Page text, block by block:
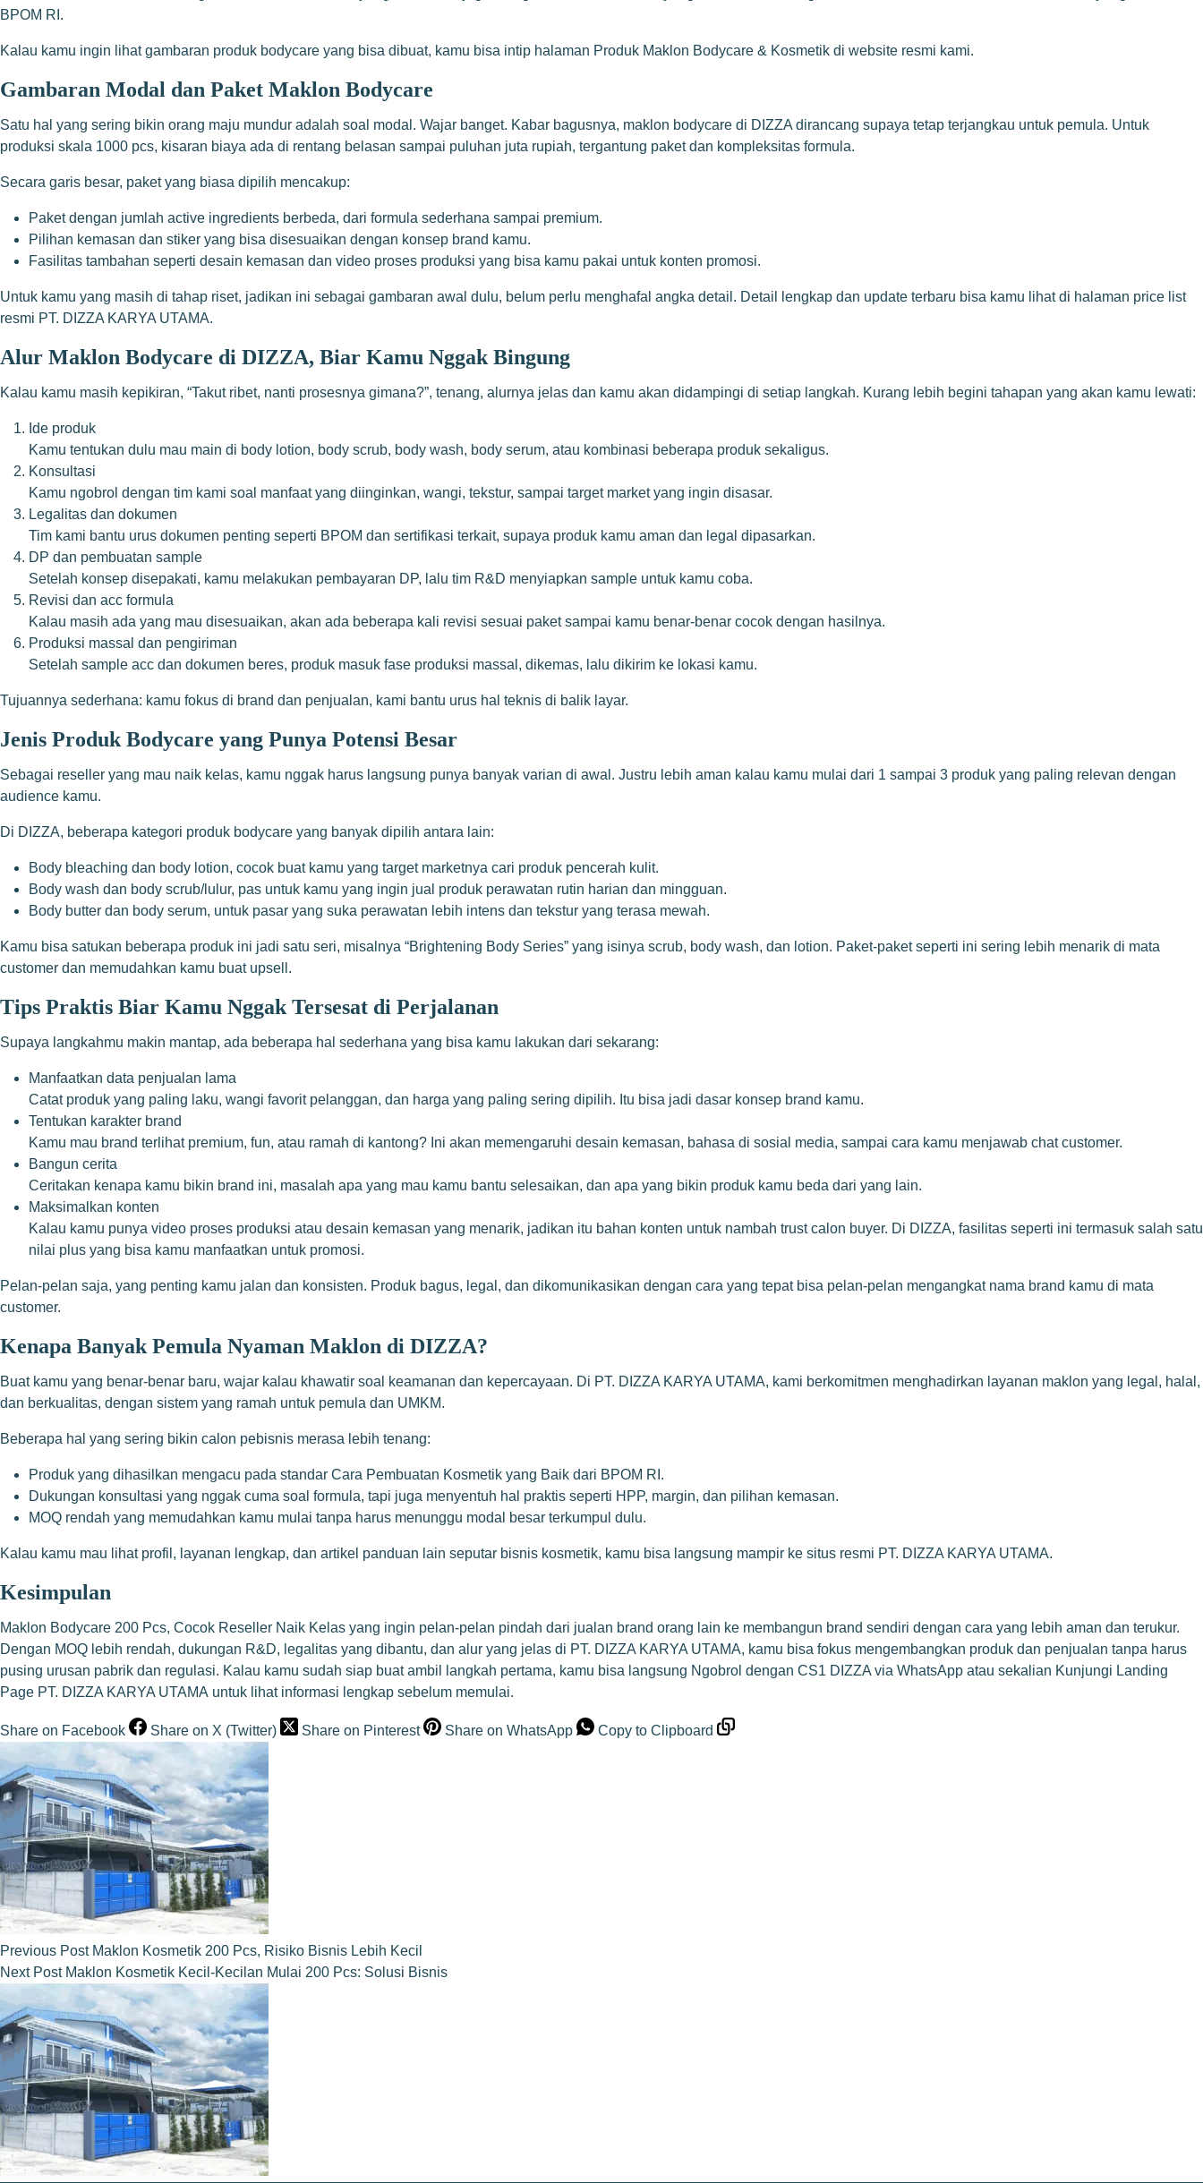
BPOM RI.
Kalau kamu ingin lihat gambaran produk bodycare yang bisa dibuat, kamu bisa intip halaman Produk Maklon Bodycare & Kosmetik di website resmi kami.
Gambaran Modal dan Paket Maklon Bodycare
Satu hal yang sering bikin orang maju mundur adalah soal modal. Wajar banget. Kabar bagusnya, maklon bodycare di DIZZA dirancang supaya tetap terjangkau untuk pemula. Untuk
produksi skala 1000 pcs, kisaran biaya ada di rentang belasan sampai puluhan juta rupiah, tergantung paket dan kompleksitas formula.
Secara garis besar, paket yang biasa dipilih mencakup:
Paket dengan jumlah active ingredients berbeda, dari formula sederhana sampai premium.
Pilihan kemasan dan stiker yang bisa disesuaikan dengan konsep brand kamu.
Fasilitas tambahan seperti desain kemasan dan video proses produksi yang bisa kamu pakai untuk konten promosi.
Untuk kamu yang masih di tahap riset, jadikan ini sebagai gambaran awal dulu, belum perlu menghafal angka detail. Detail lengkap dan update terbaru bisa kamu lihat di halaman price list
resmi PT. DIZZA KARYA UTAMA.
Alur Maklon Bodycare di DIZZA, Biar Kamu Nggak Bingung
Kalau kamu masih kepikiran, “Takut ribet, nanti prosesnya gimana?”, tenang, alurnya jelas dan kamu akan didampingi di setiap langkah. Kurang lebih begini tahapan yang akan kamu lewati:
Ide produk
Kamu tentukan dulu mau main di body lotion, body scrub, body wash, body serum, atau kombinasi beberapa produk sekaligus.
Konsultasi
Kamu ngobrol dengan tim kami soal manfaat yang diinginkan, wangi, tekstur, sampai target market yang ingin disasar.
Legalitas dan dokumen
Tim kami bantu urus dokumen penting seperti BPOM dan sertifikasi terkait, supaya produk kamu aman dan legal dipasarkan.
DP dan pembuatan sample
Setelah konsep disepakati, kamu melakukan pembayaran DP, lalu tim R&D menyiapkan sample untuk kamu coba.
Revisi dan acc formula
Kalau masih ada yang mau disesuaikan, akan ada beberapa kali revisi sesuai paket sampai kamu benar-benar cocok dengan hasilnya.
Produksi massal dan pengiriman
Setelah sample acc dan dokumen beres, produk masuk fase produksi massal, dikemas, lalu dikirim ke lokasi kamu.
Tujuannya sederhana: kamu fokus di brand dan penjualan, kami bantu urus hal teknis di balik layar.
Jenis Produk Bodycare yang Punya Potensi Besar
Sebagai reseller yang mau naik kelas, kamu nggak harus langsung punya banyak varian di awal. Justru lebih aman kalau kamu mulai dari 1 sampai 3 produk yang paling relevan dengan
audience kamu.
Di DIZZA, beberapa kategori produk bodycare yang banyak dipilih antara lain:
Body bleaching dan body lotion, cocok buat kamu yang target marketnya cari produk pencerah kulit.
Body wash dan body scrub/lulur, pas untuk kamu yang ingin jual produk perawatan rutin harian dan mingguan.
Body butter dan body serum, untuk pasar yang suka perawatan lebih intens dan tekstur yang terasa mewah.
Kamu bisa satukan beberapa produk ini jadi satu seri, misalnya “Brightening Body Series” yang isinya scrub, body wash, dan lotion. Paket-paket seperti ini sering lebih menarik di mata
customer dan memudahkan kamu buat upsell.
Tips Praktis Biar Kamu Nggak Tersesat di Perjalanan
Supaya langkahmu makin mantap, ada beberapa hal sederhana yang bisa kamu lakukan dari sekarang:
Manfaatkan data penjualan lama
Catat produk yang paling laku, wangi favorit pelanggan, dan harga yang paling sering dipilih. Itu bisa jadi dasar konsep brand kamu.
Tentukan karakter brand
Kamu mau brand terlihat premium, fun, atau ramah di kantong? Ini akan memengaruhi desain kemasan, bahasa di sosial media, sampai cara kamu menjawab chat customer.
Bangun cerita
Ceritakan kenapa kamu bikin brand ini, masalah apa yang mau kamu bantu selesaikan, dan apa yang bikin produk kamu beda dari yang lain.
Maksimalkan konten
Kalau kamu punya video proses produksi atau desain kemasan yang menarik, jadikan itu bahan konten untuk nambah trust calon buyer. Di DIZZA, fasilitas seperti ini termasuk salah satu
nilai plus yang bisa kamu manfaatkan untuk promosi.
Pelan-pelan saja, yang penting kamu jalan dan konsisten. Produk bagus, legal, dan dikomunikasikan dengan cara yang tepat bisa pelan-pelan mengangkat nama brand kamu di mata
customer.
Kenapa Banyak Pemula Nyaman Maklon di DIZZA?
Buat kamu yang benar-benar baru, wajar kalau khawatir soal keamanan dan kepercayaan. Di PT. DIZZA KARYA UTAMA, kami berkomitmen menghadirkan layanan maklon yang legal, halal,
dan berkualitas, dengan sistem yang ramah untuk pemula dan UMKM.
Beberapa hal yang sering bikin calon pebisnis merasa lebih tenang:
Produk yang dihasilkan mengacu pada standar Cara Pembuatan Kosmetik yang Baik dari BPOM RI.
Dukungan konsultasi yang nggak cuma soal formula, tapi juga menyentuh hal praktis seperti HPP, margin, dan pilihan kemasan.
MOQ rendah yang memudahkan kamu mulai tanpa harus menunggu modal besar terkumpul dulu.
Kalau kamu mau lihat profil, layanan lengkap, dan artikel panduan lain seputar bisnis kosmetik, kamu bisa langsung mampir ke situs resmi PT. DIZZA KARYA UTAMA.
Kesimpulan
Maklon Bodycare 200 Pcs, Cocok Reseller Naik Kelas yang ingin pelan-pelan pindah dari jualan brand orang lain ke membangun brand sendiri dengan cara yang lebih aman dan terukur.
Dengan MOQ lebih rendah, dukungan R&D, legalitas yang dibantu, dan alur yang jelas di PT. DIZZA KARYA UTAMA, kamu bisa fokus mengembangkan produk dan penjualan tanpa harus
pusing urusan pabrik dan regulasi. Kalau kamu sudah siap buat ambil langkah pertama, kamu bisa langsung Ngobrol dengan CS1 DIZZA via WhatsApp atau sekalian Kunjungi Landing
Page PT. DIZZA KARYA UTAMA untuk lihat informasi lengkap sebelum memulai.
Share on Facebook Share on X (Twitter) Share on Pinterest Share on WhatsApp Copy to Clipboard
Previous Post Maklon Kosmetik 200 Pcs, Risiko Bisnis Lebih Kecil
Next Post Maklon Kosmetik Kecil-Kecilan Mulai 200 Pcs: Solusi Bisnis